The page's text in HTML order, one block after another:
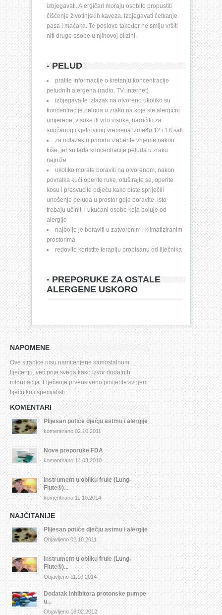
izbjegavati. Alergičari moraju osobito propustiti
čišćenje životinjskih kaveza. Izbjegavati četkanje
pasa i mačaka. Te poslove također ne smiju vršiti
niti druge osobe u njihovoj blizini.
- PELUD
pratite informacije o kretanju koncentracije
peludnih alergena (radio, TV, internet)
izbjegavajte izlazak na otvoreno ukoliko su
koncentracije peluda u zraku na koje ste alergični
umjerene, visoke ili vrlo visoke, naročito za
sunčanog i vjetrovitog vremena između 12 i 18 sati
za odlazak u prirodu izaberite vrijeme nakon
kiše, jer su tada koncentracije peluda u zraku
najniže
ukoliko morate boraviti na otvorenom, nakon
povratka kući operite ruke, otuširajte se, operite
kosu i presvucite odjeću kako biste spriječili
unošenje peluda u prostor gdje boravite. Isto
trebaju učiniti i ukućani osobe koja boluje od
alergije
najbolje je boraviti u zatvorenim i klimatiziranim
prostorima
redovito koristite terapiju propisanu od liječnika
- PREPORUKE ZA OSTALE
ALERGENE USKORO
NAPOMENE
Ove stranice nisu namijenjene samostalnom
liječenju, već prije svega kako izvor dodatnih
informacija. Liječenje prvenstveno povjerite svojem
liječniku i specijalisti.
KOMENTARI
Plijesan potiče dječju astmu i alergije
komentirano 02.10.2011
Nove preporuke FDA
komentirano 14.03.2010
Instrument u obliku frule (Lung-
Flute®)...
komentirano 11.10.2014
NAJČITANIJE
Plijesan potiče dječju astmu i alergije
Objavljeno 02.10.2011
Instrument u obliku frule (Lung-
Flute®)...
Objavljeno 11.10.2014
Dodatak inhibitora protonske pumpe
u...
Objavljeno 18.02.2012